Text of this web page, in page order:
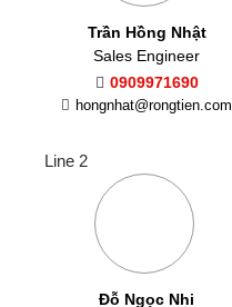
Trần Hồng Nhật
Sales Engineer
0909971690
hongnhat@rongtien.com
Line 2
Đỗ Ngọc Nhi